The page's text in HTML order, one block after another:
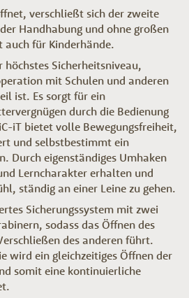
verschließt sich der zweite
Handhabung und ohne großen
für Kinderhände.
höchstes Sicherheitsniveau,
mit Schulen und anderen
ist. Es sorgt für ein
durch die Bedienung
iT bietet volle Bewegungsfreiheit,
und selbstbestimmt ein
Durch eigenständiges Umhaken
Lerncharakter erhalten und
ständig an einer Leine zu gehen.
Sicherungssystem mit zwei
sodass das Öffnen des
des anderen führt.
wird ein gleichzeitiges Öffnen der
somit eine kontinuierliche